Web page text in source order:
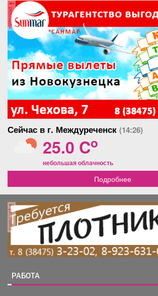
реклама
Сейчас в г. Междуреченск (14:26)
25.0 Co
небольшая облачность
Подробнее
реклама
РАБОТА